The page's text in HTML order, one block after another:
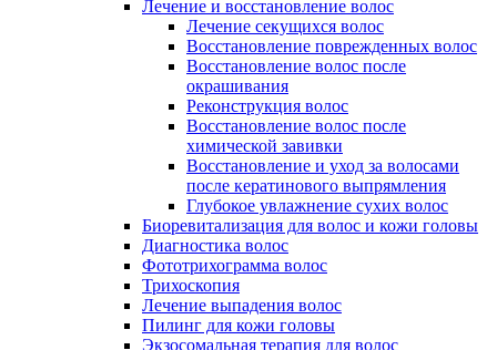
Лечение и восстановление волос
Лечение секущихся волос
Восстановление поврежденных волос
Восстановление волос после
окрашивания
Реконструкция волос
Восстановление волос после
химической завивки
Восстановление и уход за волосами
после кератинового выпрямления
Глубокое увлажнение сухих волос
Биоревитализация для волос и кожи головы
Диагностика волос
Фототрихограмма волос
Трихоскопия
Лечение выпадения волос
Пилинг для кожи головы
Экзосомальная терапия для волос